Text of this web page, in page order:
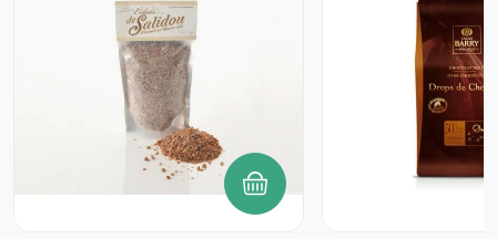
AJOUTER AU PANIER